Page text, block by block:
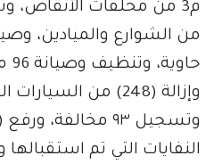
وإزالة (248) من
النفايات التي تم